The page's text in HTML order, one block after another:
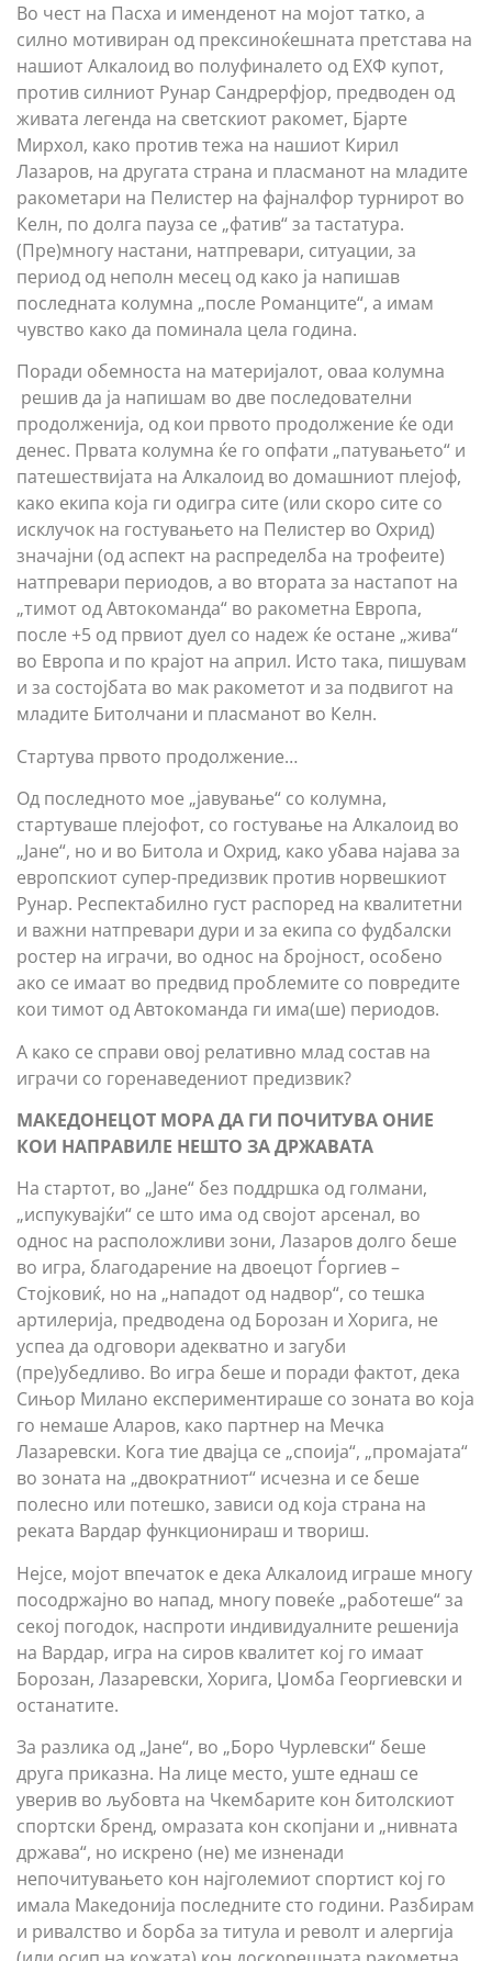
Во чест на Пасха и именденот на мојот татко, а
силно мотивиран од прексиноќешната претстава на
нашиот Алкалоид во полуфиналето од ЕХФ купот,
против силниот Рунар Сандрерфјор, предводен од
живата легенда на светскиот ракомет, Бјарте
Мирхол, како против тежа на нашиот Кирил
Лазаров, на другата страна и пласманот на младите
ракометари на Пелистер на фајналфор турнирот во
Келн, по долга пауза се „фатив“ за тастатура.
(Пре)многу настани, натпревари, ситуации, за
период од неполн месец од како ја напишав
последната колумна „после Романците“, а имам
чувство како да поминала цела година.
Поради обемноста на материјалот, оваа колумна
решив да ја напишам во две последователни
продолженија, од кои првото продолжение ќе оди
денес. Првата колумна ќе го опфати „патувањето“ и
патешествијата на Алкалоид во домашниот плејоф,
како екипа која ги одигра сите (или скоро сите со
исклучок на гостувањето на Пелистер во Охрид)
значајни (од аспект на распределба на трофеите)
натпревари периодов, а во втората за настапот на
„тимот од Автокоманда“ во ракометна Европа,
после +5 од првиот дуел со надеж ќе остане „жива“
во Европа и по крајот на април. Исто така, пишувам
и за состојбата во мак ракометот и за подвигот на
младите Битолчани и пласманот во Келн.
Стартува првото продолжение…
Од последното мое „јавување“ со колумна,
стартуваше плејофот, со гостување на Алкалоид во
„Јане“, но и во Битола и Охрид, како убава најава за
европскиот супер-предизвик против норвешкиот
Рунар. Респектабилно густ распоред на квалитетни
и важни натпревари дури и за екипа со фудбалски
ростер на играчи, во однос на бројност, особено
ако се имаат во предвид проблемите со повредите
кои тимот од Автокоманда ги има(ше) периодов.
А како се справи овој релативно млад состав на
играчи со горенаведениот предизвик?
МАКЕДОНЕЦОТ МОРА ДА ГИ ПОЧИТУВА ОНИЕ
КОИ НАПРАВИЛЕ НЕШТО ЗА ДРЖАВАТА
На стартот, во „Јане“ без поддршка од голмани,
„испукувајќи“ се што има од својот арсенал, во
однос на расположливи зони, Лазаров долго беше
во игра, благодарение на двоецот Ѓоргиев –
Стојковиќ, но на „нападoт од надвор“, со тешка
артилерија, предводена од Борозан и Хорига, не
успеа да одговори адекватно и загуби
(пре)убедливо. Во игра беше и поради фактот, дека
Сињор Милано експериментираше со зоната во која
го немаше Аларов, како партнер на Мечка
Лазаревски. Кога тие двајца се „споија“, „промајата“
во зоната на „двократниот“ исчезна и се беше
полесно или потешко, зависи од која страна на
реката Вардар функционираш и твориш.
Нејсе, мојот впечаток е дека Алкалоид играше многу
посодржајно во напад, многу повеќе „работеше“ за
секој погодок, наспроти индивидуалните решенија
на Вардар, игра на сиров квалитет кој го имаат
Борозан, Лазаревски, Хорига, Џомба Георгиевски и
останатите.
За разлика од „Јане“, во „Боро Чурлевски“ беше
друга приказна. На лице место, уште еднаш се
уверив во љубовта на Чкембарите кон битолскиот
спортски бренд, омразата кон скопјани и „нивната
држава“, но искрено (не) ме изненади
непочитувањето кон најголемиот спортист кој го
имала Македонија последните сто години. Разбирам
и ривалство и борба за титула и револт и алергија